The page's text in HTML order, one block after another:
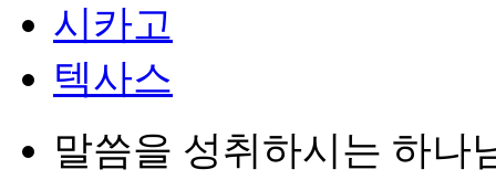
시카고
텍사스
말씀을 성취하시는 하나